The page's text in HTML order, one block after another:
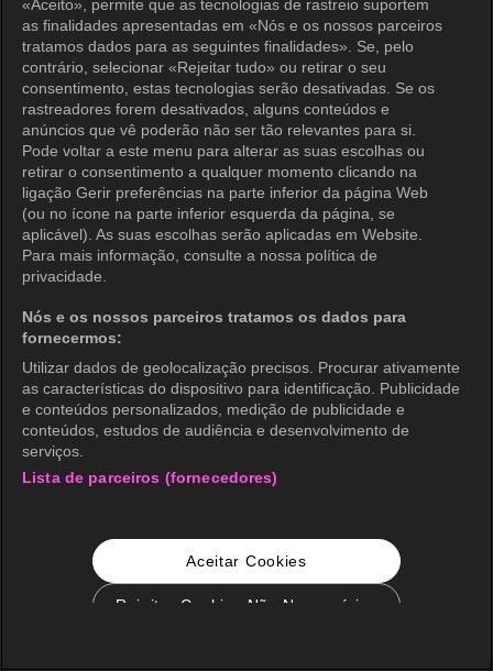
«Aceito», permite que as tecnologias de rastreio suportem
as finalidades apresentadas em «Nós e os nossos parceiros
tratamos dados para as seguintes finalidades». Se, pelo
contrário, selecionar «Rejeitar tudo» ou retirar o seu
consentimento, estas tecnologias serão desativadas. Se os
rastreadores forem desativados, alguns conteúdos e
anúncios que vê poderão não ser tão relevantes para si.
Pode voltar a este menu para alterar as suas escolhas ou
retirar o consentimento a qualquer momento clicando na
ligação Gerir preferências na parte inferior da página Web
(ou no ícone na parte inferior esquerda da página, se
aplicável). As suas escolhas serão aplicadas em Website.
Para mais informação, consulte a nossa política de
privacidade.
Nós e os nossos parceiros tratamos os dados para
fornecermos:
Utilizar dados de geolocalização precisos. Procurar ativamente
as características do dispositivo para identificação. Publicidade
e conteúdos personalizados, medição de publicidade e
conteúdos, estudos de audiência e desenvolvimento de
serviços.
Lista de parceiros (fornecedores)
Aceitar Cookies
Rejeitar Cookies Não Necessários